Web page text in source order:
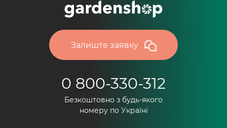
Залиште заявку
0 800-330-312
Безкоштовно з будь-якого
номеру по Україні